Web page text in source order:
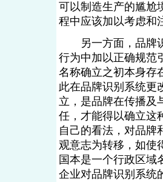
可以制造生产的尴
程中应该加以考虑和
另一方面，品牌识
行为中加以正确规范
名称确立之初本身存
此在品牌识别系统更
立，是品牌在传播及
任，才能得以确立这
自己的看法，对品牌
观意志为转移，如使
国本是一个行政区域
企业对品牌识别系统